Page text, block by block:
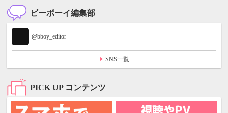
ビーボーイ編集部
@bboy_editor
SNS一覧
PICK UP コンテンツ